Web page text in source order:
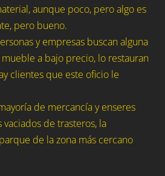
aunque poco, pero algo es
pero bueno.
y empresas buscan alguna
a bajo precio, lo restauran
clientes que este oficio le
de mercancía y enseres
de trasteros, la
de la zona más cercano